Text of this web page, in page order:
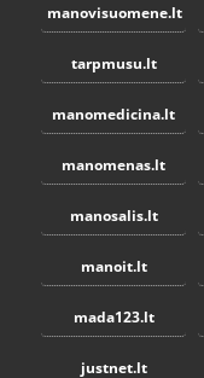
manovisuomene.lt
tarpmusu.lt
manomedicina.lt
manomenas.lt
manosalis.lt
manoit.lt
mada123.lt
justnet.lt